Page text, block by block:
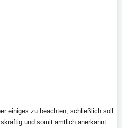
einiges zu beachten, schließlich soll
und somit amtlich anerkannt